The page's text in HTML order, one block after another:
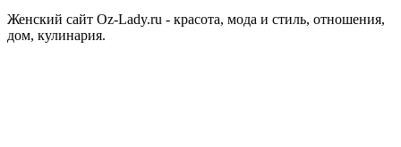
Женский сайт Oz-Lady.ru - красота, мода и стиль, отношения,
дом, кулинария.